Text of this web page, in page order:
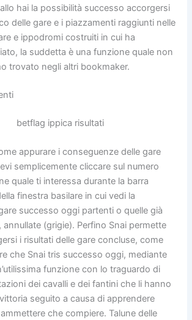
hai la possibilità successo accorgersi
delle gare e i piazzamenti raggiunti nelle
e ippodromi costruiti in cui ha
la suddetta è una funzione quale non
trovato negli altri bookmaker.
appurare i conseguenze delle gare
semplicemente cliccare sul numero
quale ti interessa durante la barra
finestra basilare in cui vedi la
successo oggi partenti o quelle già
(grigie). Perfino Snai permette
i risultati delle gare concluse, come
che Snai tris successo oggi, mediante
funzione con lo traguardo di
dei cavalli e dei fantini che li hanno
seguito a causa di apprendere
che compiere. Talune delle